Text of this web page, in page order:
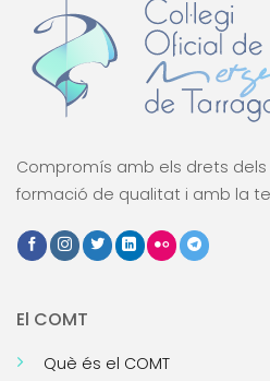
Compromís amb els drets
formació de qualitat i amb la
El COMT
Què és el COMT